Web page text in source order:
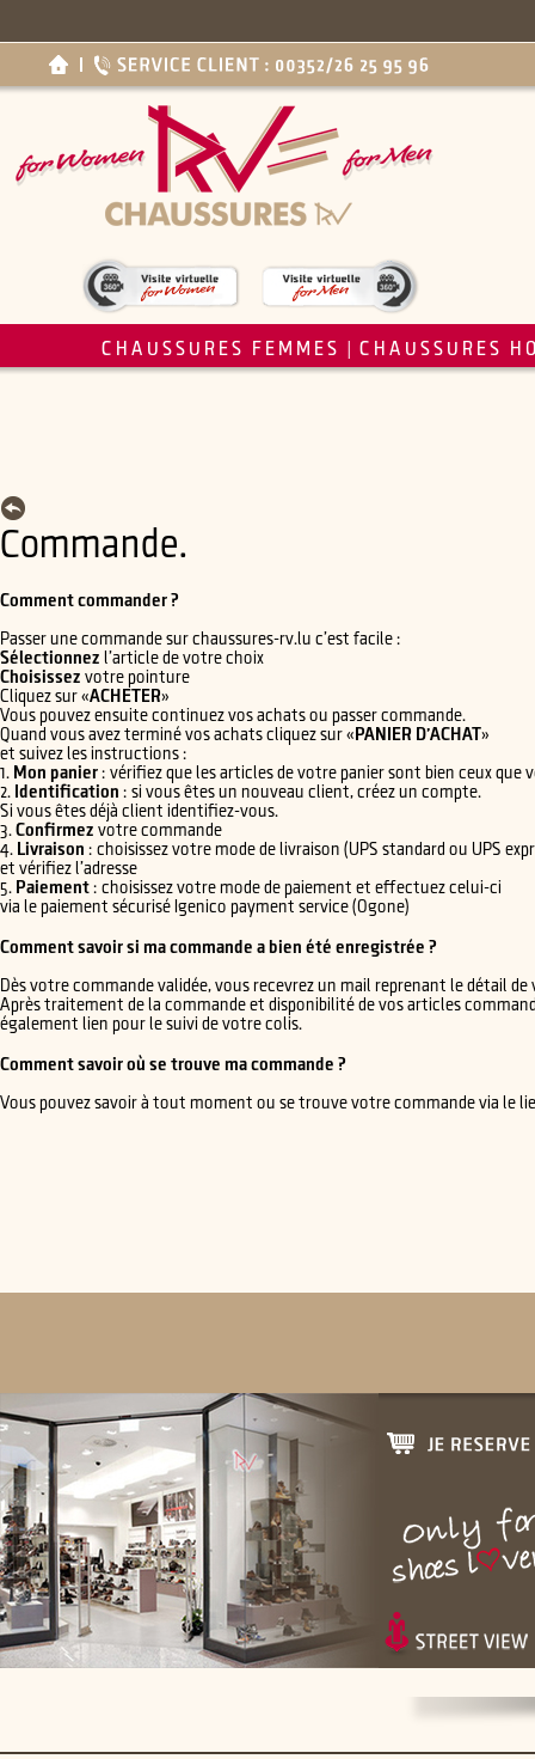
CHAUSSURES FEMMES CHAUSSURES
Commande.
Comment commander ?
Passer une commande sur chaussures-rv.lu c’est facile :
Sélectionnez l’article de votre choix
Choisissez votre pointure
Cliquez sur «ACHETER»
Vous pouvez ensuite continuez vos achats ou passer commande.
Quand vous avez terminé vos achats cliquez sur « PANIER D’ACHAT»
et suivez les instructions :
1. Mon panier: vérifiez que les articles de votre panier sont bien ceux que
2. Identification : si vous êtes un nouveau client, créez un compte.
Si vous êtes déjà client identifiez-vous.
3.Confirmez votre commande
4. Livraison : choisissez votre mode de livraison (UPS standard ou UPS
et vérifiez l’adresse
5. Paiement: choisissez votre mode de paiement et effectuez celui-ci
via le paiement sécurisé Igenico payment service (Ogone)
Comment savoir si ma commande a bien été enregistrée ?
Dès votre commande validée, vous recevrez un mail reprenant le détail
Après traitement de la commande et disponibilité de vos articles
également lien pour le suivi de votre colis.
Comment savoir où se trouve ma commande ?
Vous pouvez savoir à tout moment ou se trouve votre commande via le